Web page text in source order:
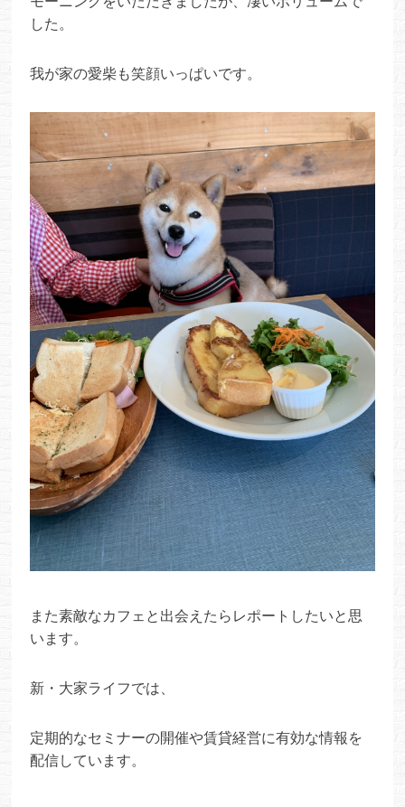
した。
我が家の愛柴も笑顔いっぱいです。
また素敵なカフェと出会えたらレポートしたいと思
います。
新・大家ライフでは、
定期的なセミナーの開催や賃貸経営に有効な情報を
配信しています。